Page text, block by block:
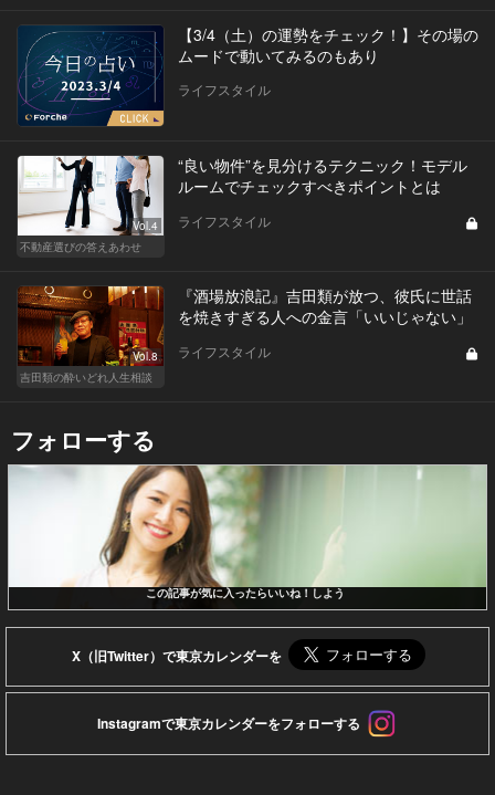
【3/4（土）の運勢をチェック！】その場の
ムードで動いてみるのもあり
ライフスタイル
Vol.4
不動産選びの答えあわせ
“良い物件”を見分けるテクニック！モデル
ルームでチェックすべきポイントとは
ライフスタイル
Vol.8
吉田類の酔いどれ人生相談
『酒場放浪記』吉田類が放つ、彼氏に世話
を焼きすぎる人への金言「いいじゃない」
ライフスタイル
フォローする
この記事が気に入ったらいいね！しよう
X（旧Twitter）で東京カレンダーを
Instagramで東京カレンダーをフォローする